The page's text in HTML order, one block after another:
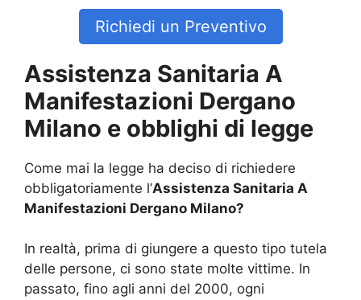
Richiedi un Preventivo
Assistenza Sanitaria A
Manifestazioni Dergano
Milano e obblighi di legge
Come mai la legge ha deciso di richiedere
obbligatoriamente l’Assistenza Sanitaria A
Manifestazioni Dergano Milano?
In realtà, prima di giungere a questo tipo tutela
delle persone, ci sono state molte vittime. In
passato, fino agli anni del 2000, ogni